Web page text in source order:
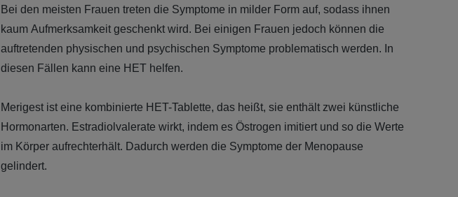
Bei den meisten Frauen treten die Symptome in milder Form auf, sodass ihnen
kaum Aufmerksamkeit geschenkt wird. Bei einigen Frauen jedoch können die
auftretenden physischen und psychischen Symptome problematisch werden. In
diesen Fällen kann eine HET helfen.
Merigest ist eine kombinierte HET-Tablette, das heißt, sie enthält zwei künstliche
Hormonarten. Estradiolvalerate wirkt, indem es Östrogen imitiert und so die Werte
im Körper aufrechterhält. Dadurch werden die Symptome der Menopause
gelindert.